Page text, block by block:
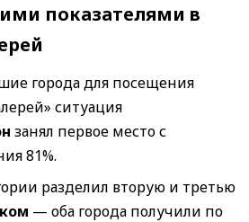
показателями в
города для посещения
ситуация
занял первое место с
81%.
разделил вторую и третью
— оба города получили по